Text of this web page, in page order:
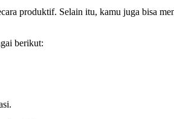
produktif. Selain itu, kamu juga bisa
berikut: